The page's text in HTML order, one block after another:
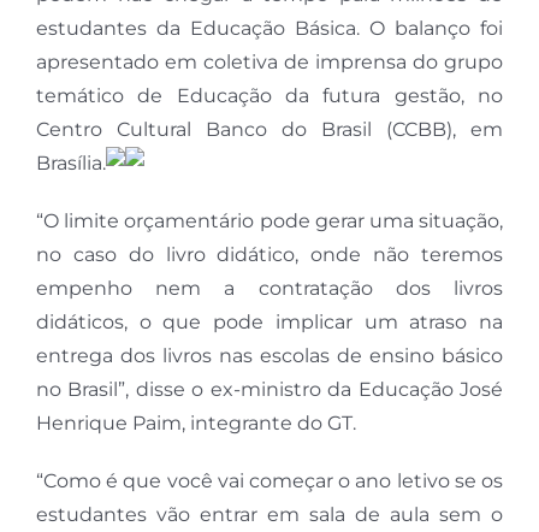
estudantes da Educação Básica. O balanço foi
apresentado em coletiva de imprensa do grupo
temático de Educação da futura gestão, no
Centro Cultural Banco do Brasil (CCBB), em
Brasília.
“O limite orçamentário pode gerar uma situação,
no caso do livro didático, onde não teremos
empenho nem a contratação dos livros
didáticos, o que pode implicar um atraso na
entrega dos livros nas escolas de ensino básico
no Brasil”, disse o ex-ministro da Educação José
Henrique Paim, integrante do GT.
“Como é que você vai começar o ano letivo se os
estudantes vão entrar em sala de aula sem o